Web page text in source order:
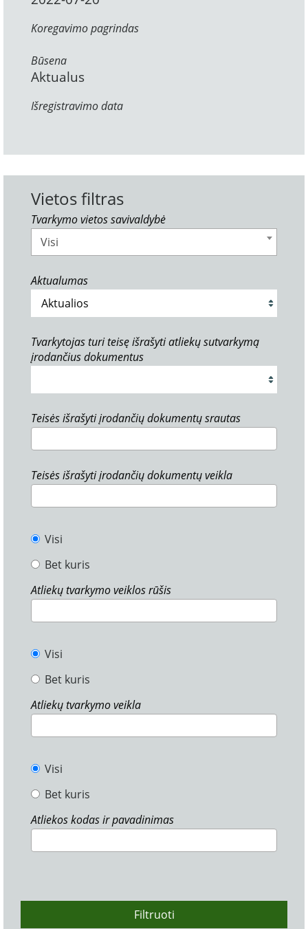
Koregavimo pagrindas
Būsena
Aktualus
Išregistravimo data
Vietos filtras
Tvarkymo vietos savivaldybė
Visi
Aktualumas
Tvarkytojas turi teisę išrašyti atliekų sutvarkymą
įrodančius dokumentus
Teisės išrašyti įrodančių dokumentų srautas
Teisės išrašyti įrodančių dokumentų veikla
Visi
Bet kuris
Atliekų tvarkymo veiklos rūšis
Visi
Bet kuris
Atliekų tvarkymo veikla
Visi
Bet kuris
Atliekos kodas ir pavadinimas
Filtruoti